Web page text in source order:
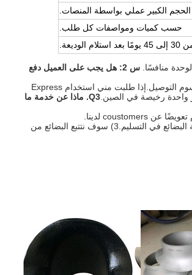
الحجم الكبير عملي بواسطة المنصات.
حسب كميات ومواصفات كل طلب.
منافسًا.